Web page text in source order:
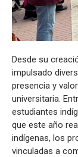
Desde su
impulsado
presencia y
universitaria.
estudiantes
que este año
indígenas, los
vinculadas a